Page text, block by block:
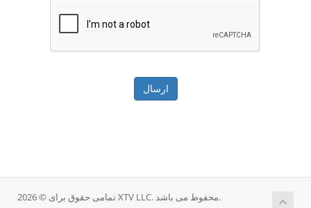
ارسال
تمامی حقوق برای © 2026 XTV LLC. محفوط می باشد.